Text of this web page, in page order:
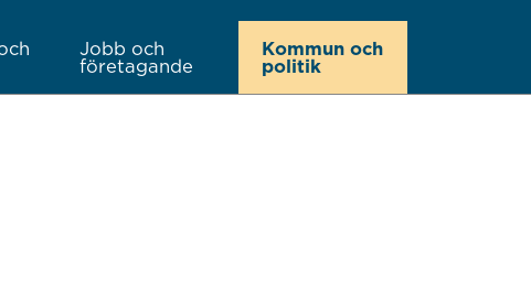
Jobb och
företagande
Kommun och
politik